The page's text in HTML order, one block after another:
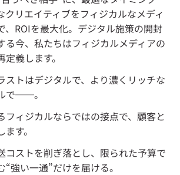
クリエイティブをフィジカルなメディ
、ROIを最大化。デジタル施策の開封
る今、私たちはフィジカルメディアの
義します。
ストはデジタルで、より濃くリッチな
で──。
フィジカルならではの接点で、顧客と
す。
コストを削ぎ落とし、限られた予算で
強い一通”だけを届ける。